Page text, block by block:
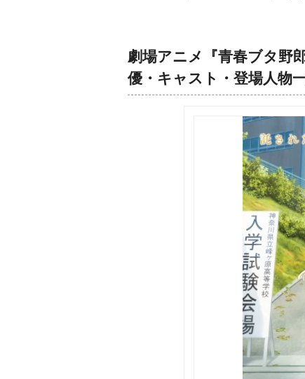
劇場アニメ『青春ブタ野
優・キャスト・登場人物一